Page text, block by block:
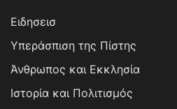
Ειδησεισ
Υπεράσπιση της Πίστης
Άνθρωπος και Εκκλησία
Ιστορία και Πολιτισμός